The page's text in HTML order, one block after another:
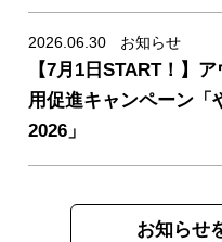
【7月1日START！】
用促進キャンペーン「
2026」
2026.06.30 お知らせ
news/detail_338.html
お知らせ